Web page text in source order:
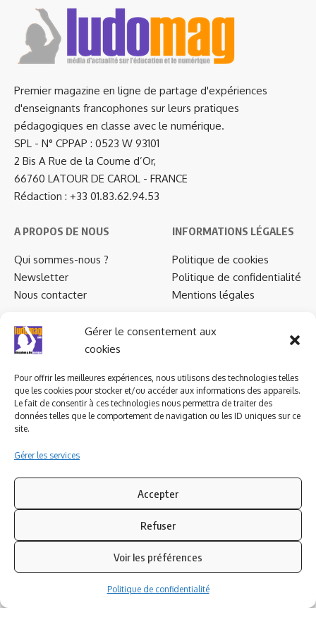
Gérer le consentement aux
cookies
Pour offrir les meilleures expériences, nous utilisons des technologies telles
que les cookies pour stocker et/ou accéder aux informations des appareils.
Le fait de consentir à ces technologies nous permettra de traiter des
données telles que le comportement de navigation ou les ID uniques sur ce
site.
Gérer les services
Accepter
Refuser
Voir les préférences
Politique de confidentialité
Premier magazine en ligne de partage d'expériences
d'enseignants francophones sur leurs pratiques
pédagogiques en classe avec le numérique.
SPL - N° CPPAP : 0523 W 93101
2 Bis A Rue de la Coume d’Or,
66760 LATOUR DE CAROL - FRANCE
Rédaction : +33 01.83.62.94.53
A PROPOS DE NOUS
Qui sommes-nous ?
Newsletter
Nous contacter
Ludomag "Le Club"
INFORMATIONS LÉGALES
Politique de cookies
Politique de confidentialité
Mentions légales
LIENS UTILES
ludoviales
PARTENAIRES